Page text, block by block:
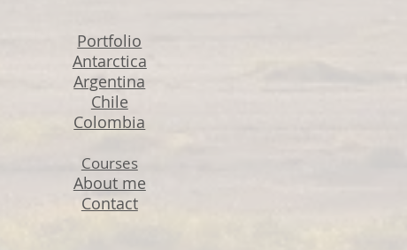
Portfolio
Antarctica
Argentina
Chile
Colombia
Courses
About me
Contact